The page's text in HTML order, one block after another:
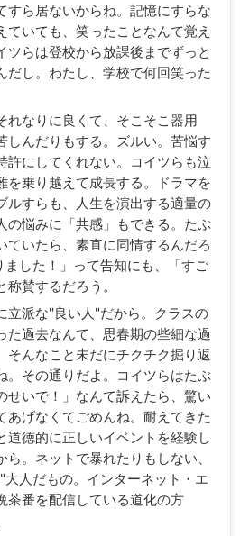
すら居ないからね。記憶にすらな
ていても、笑ったことなんて覚え
ツらは登校から放課後までずっと
だし。わたし、学校で何回笑った
なりに良くて、そこそこ器用
しんだりもする。ズルい。苦悩す
許にしてくれない。コイツらも泣
を乗り越えて成長する。ドラマを
ルすらも、人生を演出する適量の
の悩みに「共感」もできる。たぶ
ていたら、素直に同情するんだろ
した！」って告知にも、「すご
賛するだろう。
派な"良い人"だから。クラスの
た過去なんて、思春期の些細な過
んなこと未だにチクチク掘り返
。その通りだよ。コイツらはたぶ
せいで！」なんて訴えたら、驚い
あげなくてごめんね。耐えてきた
道徳的に正しいイベントを経験し
。ネットで暴れたりもしない、
人だもの。インターネット・エ
茶番を配信している道化の方